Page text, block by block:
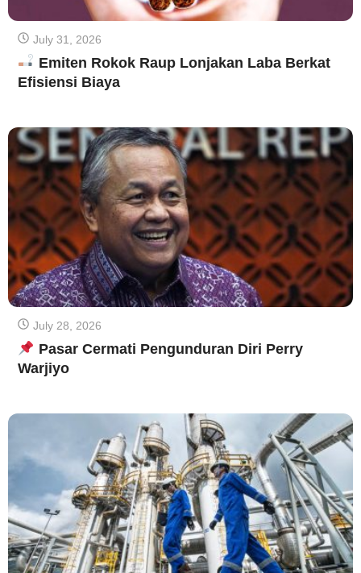
July 31, 2026
Emiten Rokok Raup Lonjakan Laba Berkat
Efisiensi Biaya
July 28, 2026
Pasar Cermati Pengunduran Diri Perry
Warjiyo